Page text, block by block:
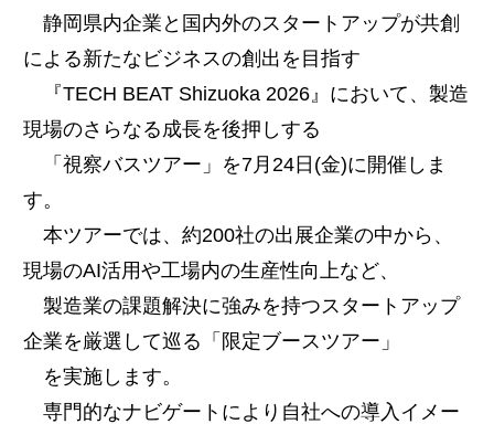
静岡県内企業と国内外のスタートアップが共創
による新たなビジネスの創出を目指す
『TECH BEAT Shizuoka 2026』において、製造
現場のさらなる成長を後押しする
「視察バスツアー」を7月24日(金)に開催しま
す。
本ツアーでは、約200社の出展企業の中から、
現場のAI活用や工場内の生産性向上など、
製造業の課題解決に強みを持つスタートアップ
企業を厳選して巡る「限定ブースツアー」
を実施します。
専門的なナビゲートにより自社への導入イメー